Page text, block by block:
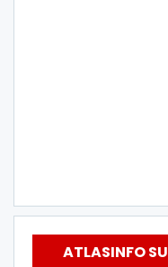
ATLASINFO